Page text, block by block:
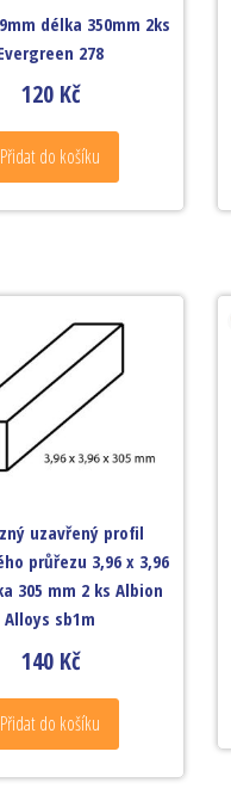
délka 350mm 2ks
278
120 Kč
Přidat do košíku
uzavřený profil
průřezu 3,96 x 3,96
305 mm 2 ks Albion
Alloys sb1m
140 Kč
Přidat do košíku